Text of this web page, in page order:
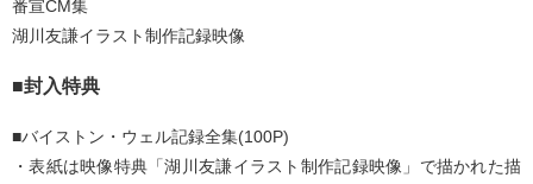
番宣CM集
湖川友謙イラスト制作記録映像
■封入特典
■バイストン・ウェル記録全集(100P)
・表紙は映像特典「湖川友謙イラスト制作記録映像」で描かれた描